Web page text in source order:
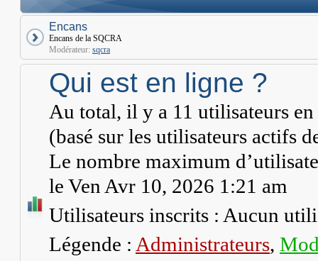
Encans
Encans de la SQCRA
Modérateur: sqcra
Qui est en ligne ?
Au total, il y a 11 utilisateurs
(basé sur les utilisateurs actifs
Le nombre maximum
le Ven Avr 10, 2026 1:21 am
Utilisateurs inscrits : Aucun
Légende : Administrateurs,